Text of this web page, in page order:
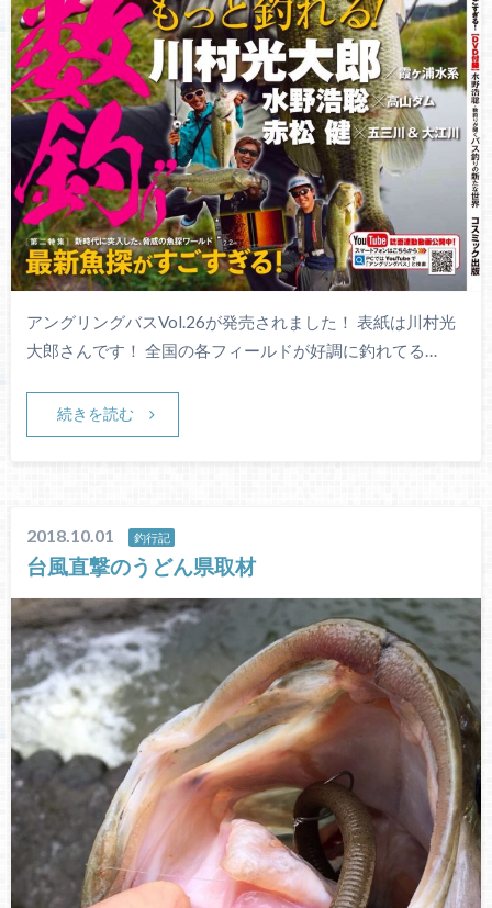
アングリングバスVol.26が発売されました！ 表紙は川村光
大郎さんです！ 全国の各フィールドが好調に釣れてる…
続きを読む
2018.10.01 釣行記
台風直撃のうどん県取材